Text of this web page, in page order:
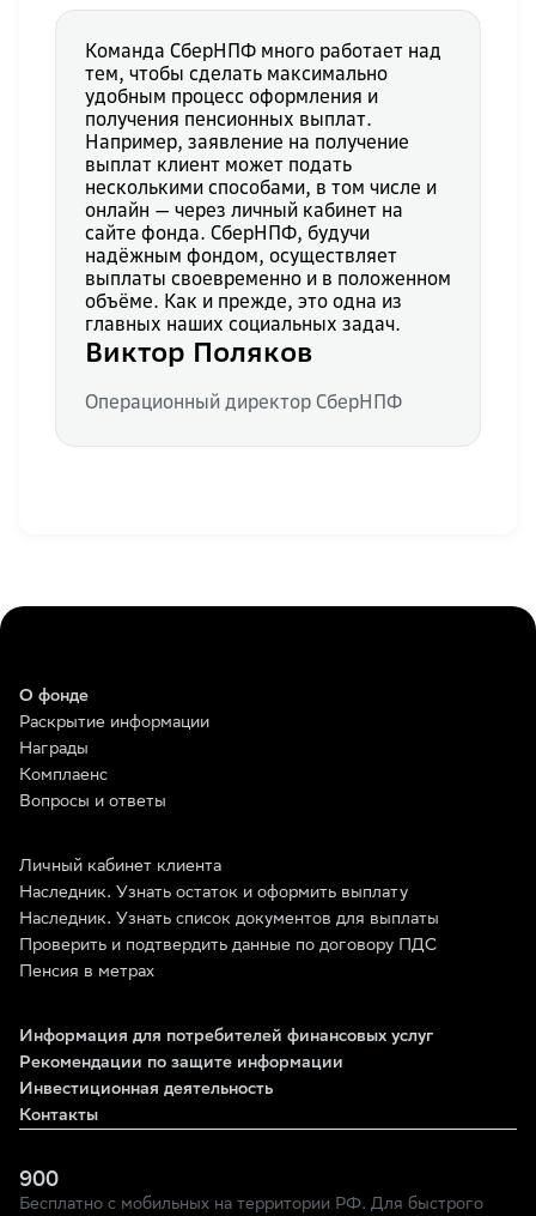
Команда СберНПФ много работает над
тем, чтобы сделать максимально
удобным процесс оформления и
получения пенсионных выплат.
Например, заявление на получение
выплат клиент может подать
несколькими способами, в том числе и
онлайн — через личный кабинет на
сайте фонда. СберНПФ, будучи
надёжным фондом, осуществляет
выплаты своевременно и в положенном
объёме. Как и прежде, это одна из
главных наших социальных задач.
Виктор Поляков
Операционный директор СберНПФ
О фонде
Раскрытие информации
Награды
Комплаенс
Вопросы и ответы
Личный кабинет клиента
Наследник. Узнать остаток и оформить выплату
Наследник. Узнать список документов для выплаты
Проверить и подтвердить данные по договору ПДС
Пенсия в метрах
Информация для потребителей финансовых услуг
Рекомендации по защите информации
Инвестиционная деятельность
Контакты
900
Бесплатно с мобильных на территории РФ. Для быстрого